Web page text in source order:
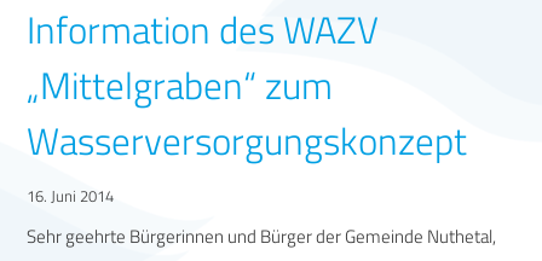
Information des WAZV
„Mittelgraben“ zum
Wasserversorgungskonzept
16. Juni 2014
Sehr geehrte Bürgerinnen und Bürger der Gemeinde Nuthetal,